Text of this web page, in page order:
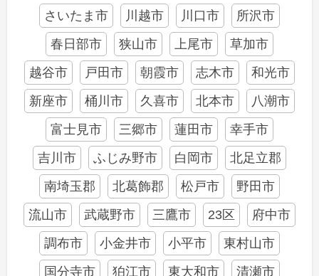
さいたま市 川越市 川口市
所沢市
春日部市
狭山市 上尾市
草加市
越谷市
戸田市 朝霞市 志木市
和光市
新座市
桶川市 久喜市 北本市
八潮市
富士見市
三郷市 蓮田市
幸手市
吉川市
ふじみ野市 白岡市
北足立郡
南埼玉郡
北葛飾郡 松戸市
野田市
流山市
武蔵野市 三鷹市 23区
府中市
調布市
小金井市 小平市
東村山市
国分寺市
狛江市 東大和市
清瀬市